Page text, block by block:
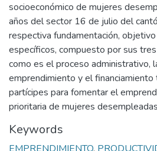
socioeconómico de mujeres
años del sector 16 de julio del
respectiva fundamentación,
específicos, compuesto por sus
como es el proceso administrativo,
emprendimiento y el
partícipes para fomentar el
prioritaria de mujeres
Keywords